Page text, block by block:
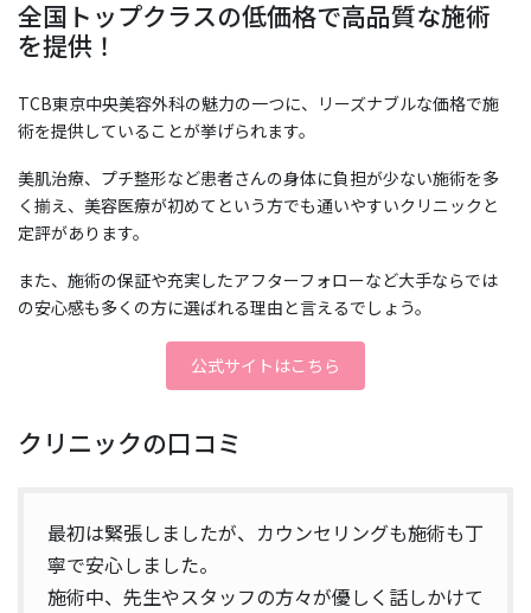
全国トップクラスの低価格で高品質な施術
を提供！
TCB東京中央美容外科の魅力の一つに、リーズナブルな価格で施
術を提供していることが挙げられます。
美肌治療、プチ整形など患者さんの身体に負担が少ない施術を多
く揃え、美容医療が初めてという方でも通いやすいクリニックと
定評があります。
また、施術の保証や充実したアフターフォローなど大手ならでは
の安心感も多くの方に選ばれる理由と言えるでしょう。
公式サイトはこちら
クリニックの口コミ
最初は緊張しましたが、カウンセリングも施術も丁
寧で安心しました。
施術中、先生やスタッフの方々が優しく話しかけて